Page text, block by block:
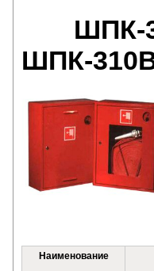
ШПК-
Наименование